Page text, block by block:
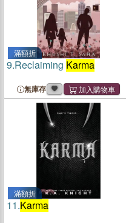
滿額折
9.Reclaiming Karma
無庫存
滿額折
11.Karma